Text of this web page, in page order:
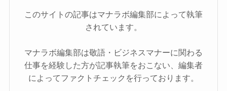
このサイトの記事はマナラボ編集部によって執筆
されています。
マナラボ編集部は敬語・ビジネスマナーに関わる
仕事を経験した方が記事執筆をおこない、編集者
によってファクトチェックを行っております。